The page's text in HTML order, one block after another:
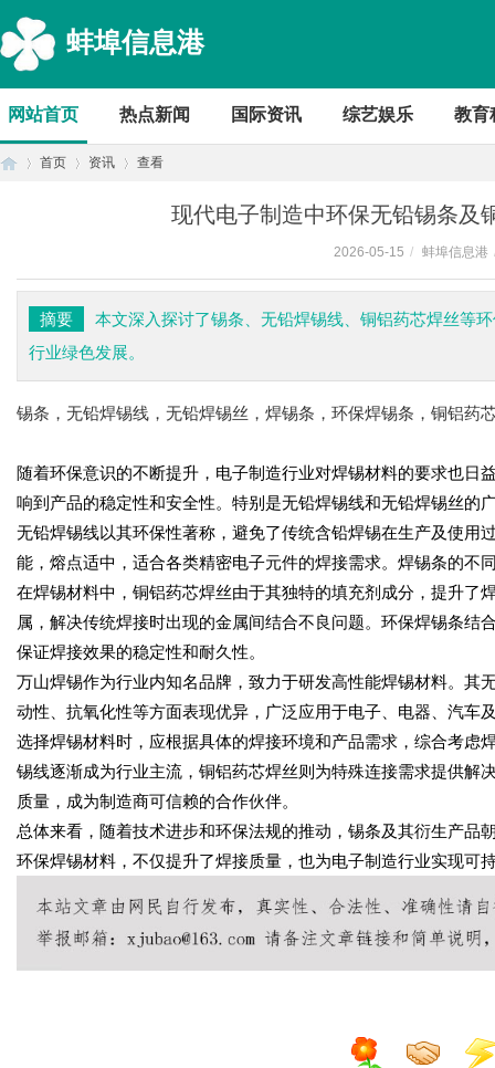
蚌埠信息港
网站首页 热点新闻 国际资讯 综艺娱乐 教育
首页 资讯 查看
现代电子制造中环保无铅锡条及
2026-05-15 / 蚌埠信息港
摘要
本文深入探讨了锡条、无铅焊锡线、铜铝药芯焊丝等
行业绿色发展。
锡条，无铅焊锡线，无铅焊锡丝，焊锡条，环保焊锡条，铜铝药
随着环保意识的不断提升，电子制造行业对焊锡材料的要求也
响到产品的稳定性和安全性。特别是无铅焊锡线和无铅焊锡丝的
无铅焊锡线以其环保性著称，避免了传统含铅焊锡在生产及使用
能，熔点适中，适合各类精密电子元件的焊接需求。焊锡条的不
在焊锡材料中，铜铝药芯焊丝由于其独特的填充剂成分，提升了
属，解决传统焊接时出现的金属间结合不良问题。环保焊锡条
保证焊接效果的稳定性和耐久性。
万山焊锡作为行业内知名品牌，致力于研发高性能焊锡材料。其
动性、抗氧化性等方面表现优异，广泛应用于电子、电器、汽车
选择焊锡材料时，应根据具体的焊接环境和产品需求，综合考虑
锡线逐渐成为行业主流，铜铝药芯焊丝则为特殊连接需求提供解
质量，成为制造商可信赖的合作伙伴。
总体来看，随着技术进步和环保法规的推动，锡条及其衍生产
环保焊锡材料，不仅提升了焊接质量，也为电子制造行业实现可